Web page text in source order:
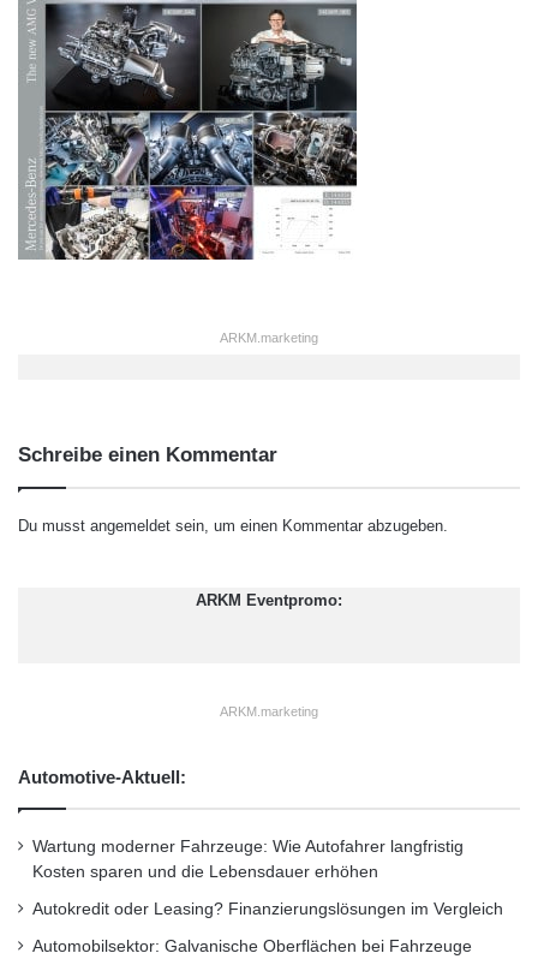
ARKM.marketing
Schreibe einen Kommentar
Du musst angemeldet sein, um einen Kommentar abzugeben.
ARKM Eventpromo:
ARKM.marketing
Automotive-Aktuell:
Wartung moderner Fahrzeuge: Wie Autofahrer langfristig
Kosten sparen und die Lebensdauer erhöhen
Autokredit oder Leasing? Finanzierungslösungen im Vergleich
Automobilsektor: Galvanische Oberflächen bei Fahrzeuge